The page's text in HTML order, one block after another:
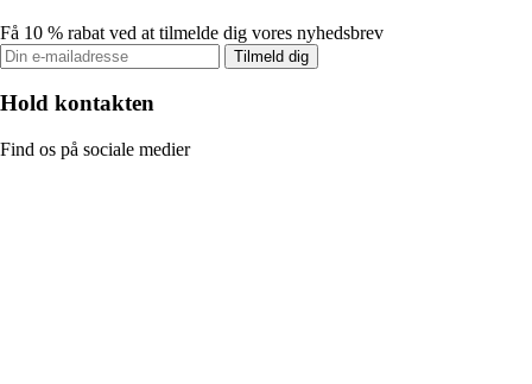
Få 10 % rabat ved at tilmelde dig vores nyhedsbrev
Tilmeld dig
Hold kontakten
Find os på sociale medier